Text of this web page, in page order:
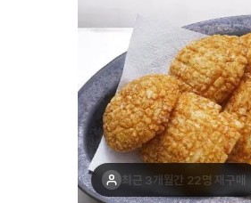
최근 1주간 13명 구매